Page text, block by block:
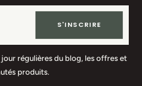
S'INSCRIRE
régulières du blog, les offres et
produits.